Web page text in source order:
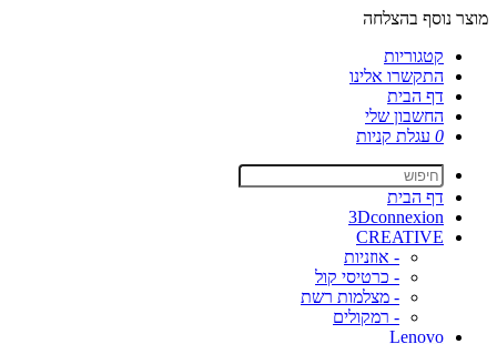
מוצר נוסף בהצלחה
קטגוריות
התקשרו אלינו
דף הבית
החשבון שלי
0 עגלת קניות
דף הבית
3Dconnexion
CREATIVE
- אוזניות
- כרטיסי קול
- מצלמות רשת
- רמקולים
Lenovo